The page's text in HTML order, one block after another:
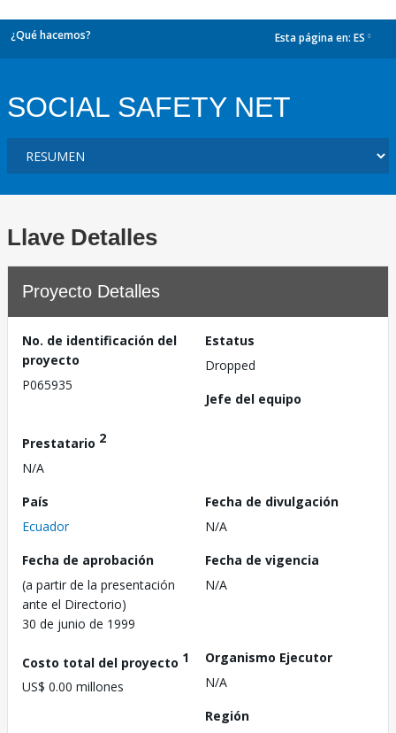
¿Qué hacemos? Esta página en: ES
SOCIAL SAFETY NET
Llave Detalles
Proyecto Detalles
No. de identificación del
proyecto
P065935
Estatus
Dropped
Jefe del equipo
Prestatario 2
N/A
País
Ecuador
Fecha de divulgación
N/A
Fecha de aprobación
(a partir de la presentación
ante el Directorio)
30 de junio de 1999
Fecha de vigencia
N/A
Costo total del proyecto 1
US$ 0.00 millones
Organismo Ejecutor
N/A
Región